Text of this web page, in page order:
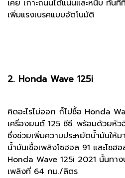
เคย เกาะถนนได้แน่นและหนึบ ทันที
เพิ่มแรงเบรคแบบอัตโนมัติ
2. Honda Wave 125i
คิดอะไรไม่ออก ก็ไปซื้อ Honda
เครื่องยนต์ 125 ซีซี. พร้อมด้วยหัว
ซึ่งช่วยเพิ่มความประหยัดน้ำมันให้
น้ำมันเชื้อเพลิงโซฮอล 91 และโซฮ
Honda Wave 125i 2021 นั้นทาง
เพลิงที่ 64 กม./ลิตร